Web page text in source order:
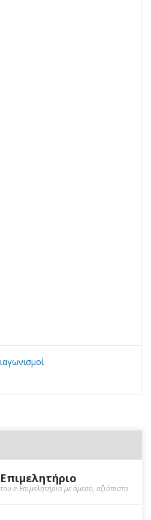
e-Επιμελητήριο με άμεσο, αξιόπιστο